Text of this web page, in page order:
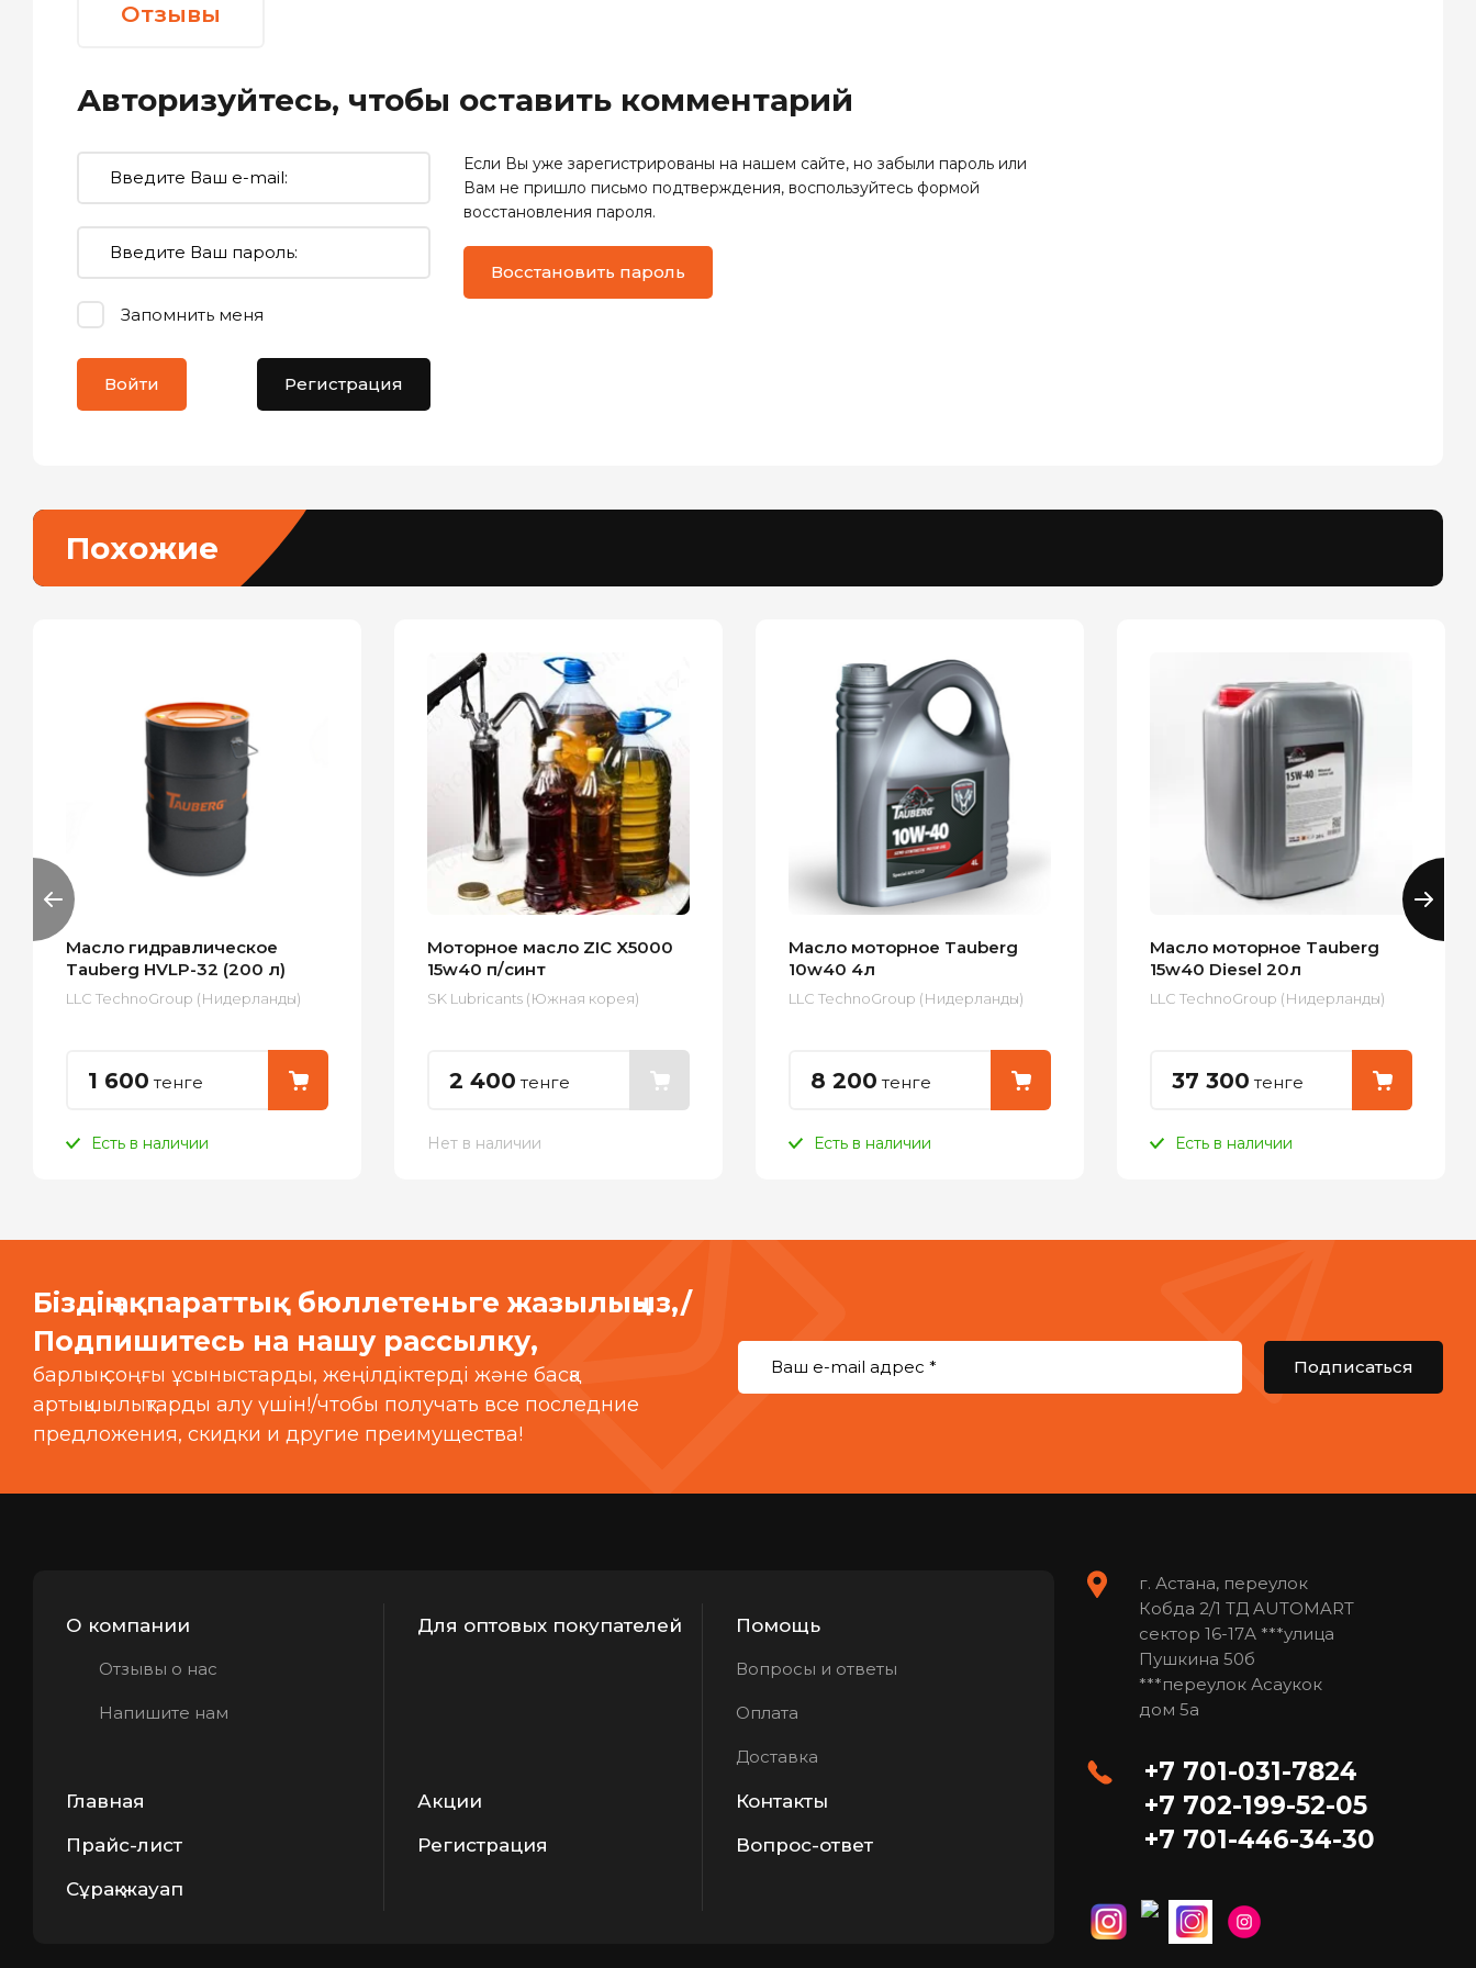
Отзывы
Авторизуйтесь, чтобы оставить комментарий
Запомнить меня
Войти Регистрация
Если Вы уже зарегистрированы на нашем сайте, но забыли пароль или
Вам не пришло письмо подтверждения, воспользуйтесь формой
восстановления пароля.
Восстановить пароль
Похожие
Масло гидравлическое
Tauberg HVLP-32 (200 л)
LLC TechnoGroup (Нидерланды)
1 600 тенге
Есть в наличии
Моторное масло ZIC X5000
15w40 п/синт
SK Lubricants (Южная корея)
2 400 тенге
Нет в наличии
Масло моторное Tauberg
10w40 4л
LLC TechnoGroup (Нидерланды)
8 200 тенге
Есть в наличии
Масло моторное Tauberg
15w40 Diesel 20л
LLC TechnoGroup (Нидерланды)
37 300 тенге
Есть в наличии
Біздің ақпараттық бюллетеньге жазылыңыз,/
Подпишитесь на нашу рассылку,
барлық соңғы ұсыныстарды, жеңілдіктерді және басқа
артықшылықтарды алу үшін!/чтобы получать все последние
предложения, скидки и другие преимущества!
Подписаться
О компании
Отзывы о нас
Напишите нам
Для оптовых покупателей Помощь
Вопросы и ответы
Оплата
Доставка
Главная Акции
Контакты
Прайс-лист
Регистрация
Вопрос-ответ
Сұрақ-жауап
г. Астана, переулок
Кобда 2/1 ТД AUTOMART
сектор 16-17А ***улица
Пушкина 50б
***переулок Асаукок
дом 5а
+7 701-031-7824
+7 702-199-52-05
+7 701-446-34-30